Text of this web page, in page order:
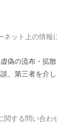
ネット上の情報
偽の流布・拡
、第三者を介
関する問い合わ